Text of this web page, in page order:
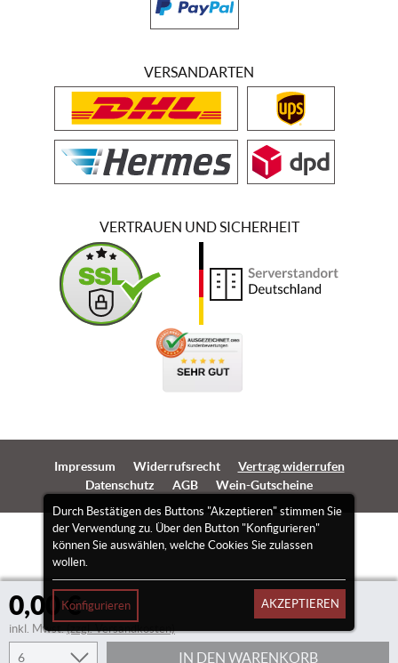
0,00 €
inkl. Mwst.(zzgl. Versandkosten)
IN DEN WARENKORB
Durch Bestätigen des Buttons "Akzeptieren" stimmen Sie
der Verwendung zu. Über den Button "Konfigurieren"
können Sie auswählen, welche Cookies Sie zulassen
wollen.
Konfigurieren AKZEPTIEREN
VERSANDARTEN
VERTRAUEN UND SICHERHEIT
Impressum Widerrufsrecht
Vertrag widerrufen
Datenschutz
AGB Wein-Gutscheine